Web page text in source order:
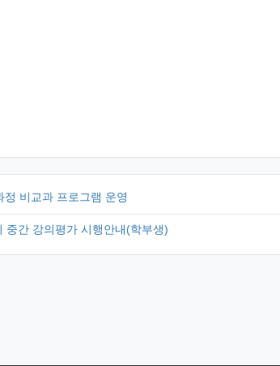
비교과 프로그램 운영
중간 강의평가 시행안내(학부생)